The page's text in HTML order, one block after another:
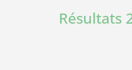
Résultats